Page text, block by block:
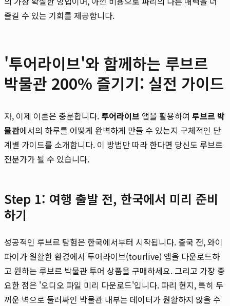
즐길 수 있는 기회를 제공합니다.
'투어라이브'와 함께하는 루브르
박물관 200% 즐기기: 실전 가이드
자, 이제 이론은 충분합니다. 투어라이브 앱을 활용하여 루브르 박
물관에서의 하루를 어떻게 완벽하게 만들 수 있는지 구체적인 단
계별 가이드를 소개합니다. 이 방법만 따라 한다면 당신도 루브르
전문가가 될 수 있습니다.
Step 1: 여행 출발 전, 한국에서 미리 준비
하기
성공적인 루브르 탐험은 한국에서부터 시작됩니다. 출국 전, 와이
파이가 원활한 환경에서 투어라이브(tourlive) 앱을 다운로드하
고 원하는 루브르 박물관 투어 상품을 구매하세요. 그리고 가장 중
요한 점은 '오디오 파일 미리 다운로드'입니다. 파리 현지, 특히 두
꺼운 벽으로 둘러싸인 박물관 내부는 데이터가 원활하지 않을 수